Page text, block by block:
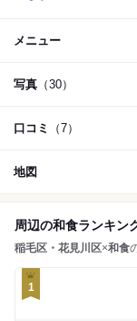
メニュー
写真 （30）
口コミ （7）
地図
周辺の和食ランキン
稲毛区・花見川区×和食
1